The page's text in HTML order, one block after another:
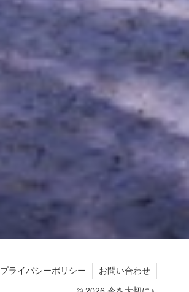
プライバシーポリシー お問い合わせ